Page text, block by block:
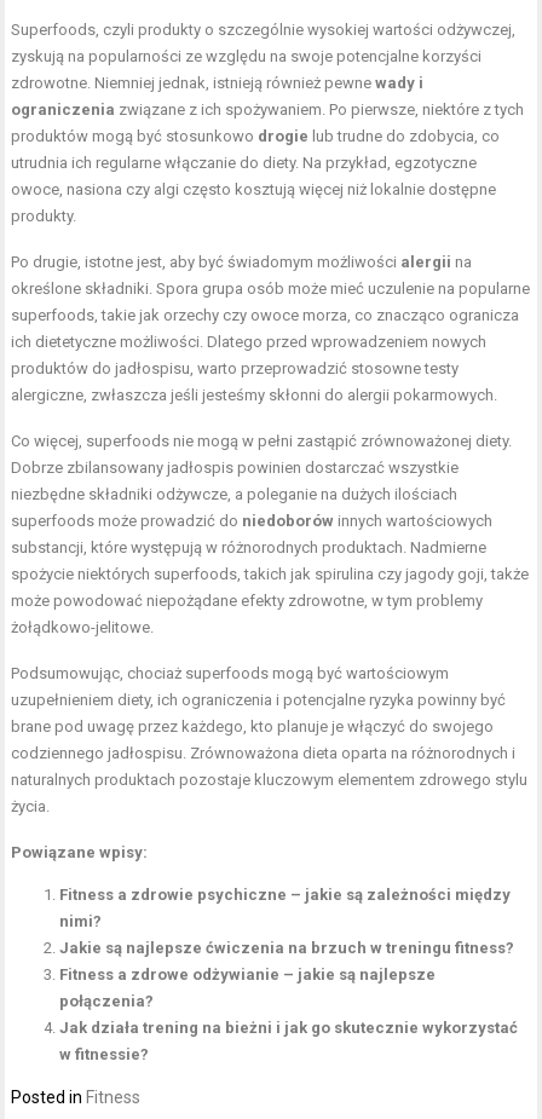
Superfoods, czyli produkty o szczególnie wysokiej wartości odżywczej,
zyskują na popularności ze względu na swoje potencjalne korzyści
zdrowotne. Niemniej jednak, istnieją również pewnewady i
ograniczenia związane z ich spożywaniem. Po pierwsze, niektóre z tych
produktów mogą być stosunkowo drogie lub trudne do zdobycia, co
utrudnia ich regularne włączanie do diety. Na przykład, egzotyczne
owoce, nasiona czy algi często kosztują więcej niż lokalnie dostępne
produkty.
Po drugie, istotne jest, aby być świadomym możliwości alergii na
określone składniki. Spora grupa osób może mieć uczulenie na popularne
superfoods, takie jak orzechy czy owoce morza, co znacząco ogranicza
ich dietetyczne możliwości. Dlatego przed wprowadzeniem nowych
produktów do jadłospisu, warto przeprowadzić stosowne testy
alergiczne, zwłaszcza jeśli jesteśmy skłonni do alergii pokarmowych.
Co więcej, superfoods nie mogą w pełni zastąpić zrównoważonej diety.
Dobrze zbilansowany jadłospis powinien dostarczać wszystkie
niezbędne składniki odżywcze, a poleganie na dużych ilościach
superfoods może prowadzić do niedoborów innych wartościowych
substancji, które występują w różnorodnych produktach. Nadmierne
spożycie niektórych superfoods, takich jak spirulina czy jagody goji, także
może powodować niepożądane efekty zdrowotne, w tym problemy
żołądkowo-jelitowe.
Podsumowując, chociaż superfoods mogą być wartościowym
uzupełnieniem diety, ich ograniczenia i potencjalne ryzyka powinny być
brane pod uwagę przez każdego, kto planuje je włączyć do swojego
codziennego jadłospisu. Zrównoważona dieta oparta na różnorodnych i
naturalnych produktach pozostaje kluczowym elementem zdrowego stylu
życia.
Powiązane wpisy:
Fitness a zdrowie psychiczne – jakie są zależności między
nimi?
Jakie są najlepsze ćwiczenia na brzuch w treningu fitness?
Fitness a zdrowe odżywianie – jakie są najlepsze
połączenia?
Jak działa trening na bieżni i jak go skutecznie wykorzystać
w fitnessie?
Posted in Fitness